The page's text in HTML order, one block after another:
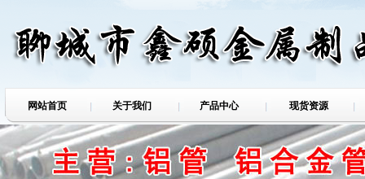
网站首页 关于我们 产品中心 现货资源